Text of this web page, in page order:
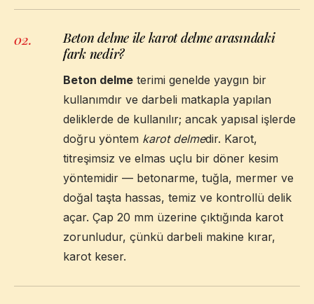
02.
Beton delme ile karot delme arasındaki
fark nedir?
Beton delme terimi genelde yaygın bir
kullanımdır ve darbeli matkapla yapılan
deliklerde de kullanılır; ancak yapısal işlerde
doğru yöntem karot delmedir. Karot,
titreşimsiz ve elmas uçlu bir döner kesim
yöntemidir — betonarme, tuğla, mermer ve
doğal taşta hassas, temiz ve kontrollü delik
açar. Çap 20 mm üzerine çıktığında karot
zorunludur, çünkü darbeli makine kırar,
karot keser.